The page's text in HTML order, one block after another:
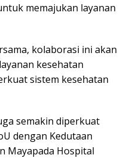
memajukan layanan
kolaborasi ini akan
kesehatan
sistem kesehatan
semakin diperkuat
dengan Kedutaan
Mayapada Hospital